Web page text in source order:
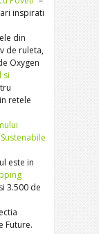
inspirati
din
de ruleta,
Oxygen
si
retele
este in
3.500 de
Future.